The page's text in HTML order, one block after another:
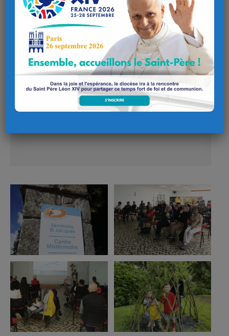
Ce contenu est bloqué car il nécessite que vous
acceptiez les cookies. Veuillez consulter notre
politique de confidentialité.
J'accepte les cookies